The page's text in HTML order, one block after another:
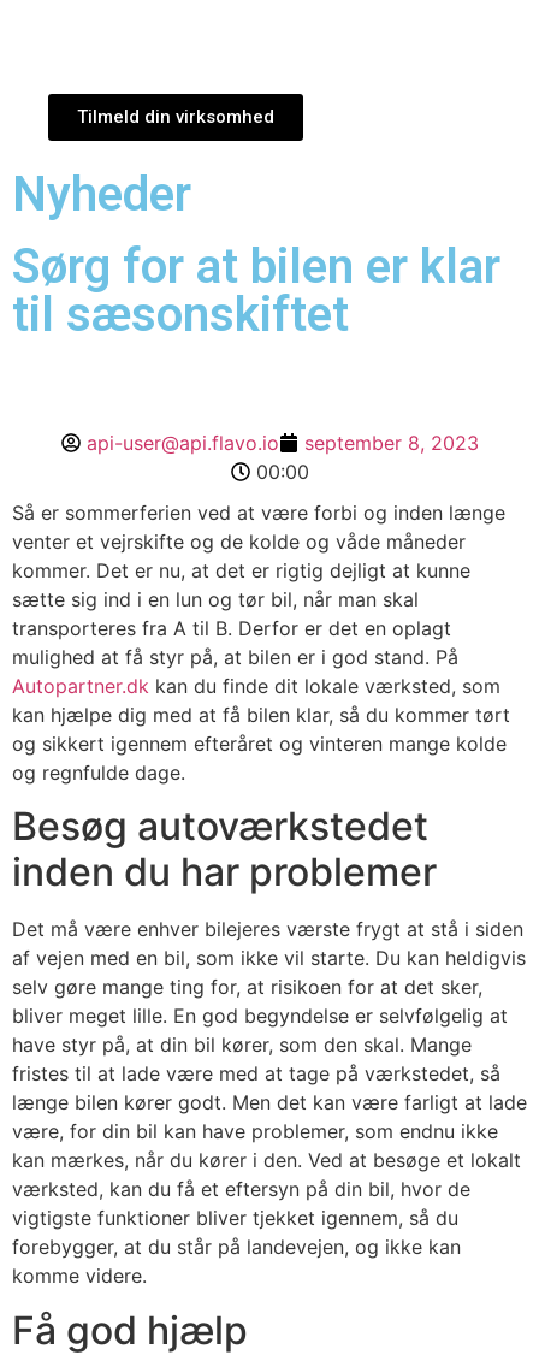
Tilmeld din virksomhed
Nyheder
Sørg for at bilen er klar
til sæsonskiftet
api-user@api.flavo.io
september 8, 2023
00:00
Så er sommerferien ved at være forbi og inden længe
venter et vejrskifte og de kolde og våde måneder
kommer. Det er nu, at det er rigtig dejligt at kunne
sætte sig ind i en lun og tør bil, når man skal
transporteres fra A til B. Derfor er det en oplagt
mulighed at få styr på, at bilen er i god stand. På
Autopartner.dk kan du finde dit lokale værksted, som
kan hjælpe dig med at få bilen klar, så du kommer tørt
og sikkert igennem efteråret og vinteren mange kolde
og regnfulde dage.
Besøg autoværkstedet
inden du har problemer
Det må være enhver bilejeres værste frygt at stå i siden
af vejen med en bil, som ikke vil starte. Du kan heldigvis
selv gøre mange ting for, at risikoen for at det sker,
bliver meget lille. En god begyndelse er selvfølgelig at
have styr på, at din bil kører, som den skal. Mange
fristes til at lade være med at tage på værkstedet, så
længe bilen kører godt. Men det kan være farligt at lade
være, for din bil kan have problemer, som endnu ikke
kan mærkes, når du kører i den. Ved at besøge et lokalt
værksted, kan du få et eftersyn på din bil, hvor de
vigtigste funktioner bliver tjekket igennem, så du
forebygger, at du står på landevejen, og ikke kan
komme videre.
Få god hjælp